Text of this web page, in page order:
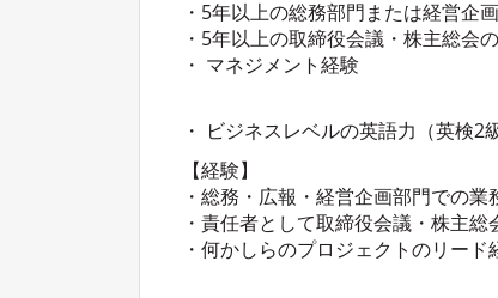
・5年以上の総務部門または経営企
・5年以上の取締役会議・株主総会
・ マネジメント経験
・ ビジネスレベルの英語力（英検2
【経験】
・総務・広報・経営企画部門での業
・責任者として取締役会議・株主総
・何かしらのプロジェクトのリード